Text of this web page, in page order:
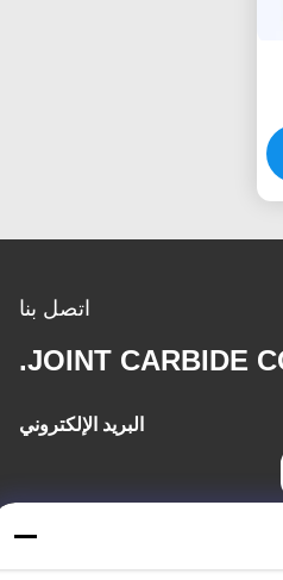
اتصل بنا
JOINT CARBIDE
البريد الإلكتروني
عنواننا